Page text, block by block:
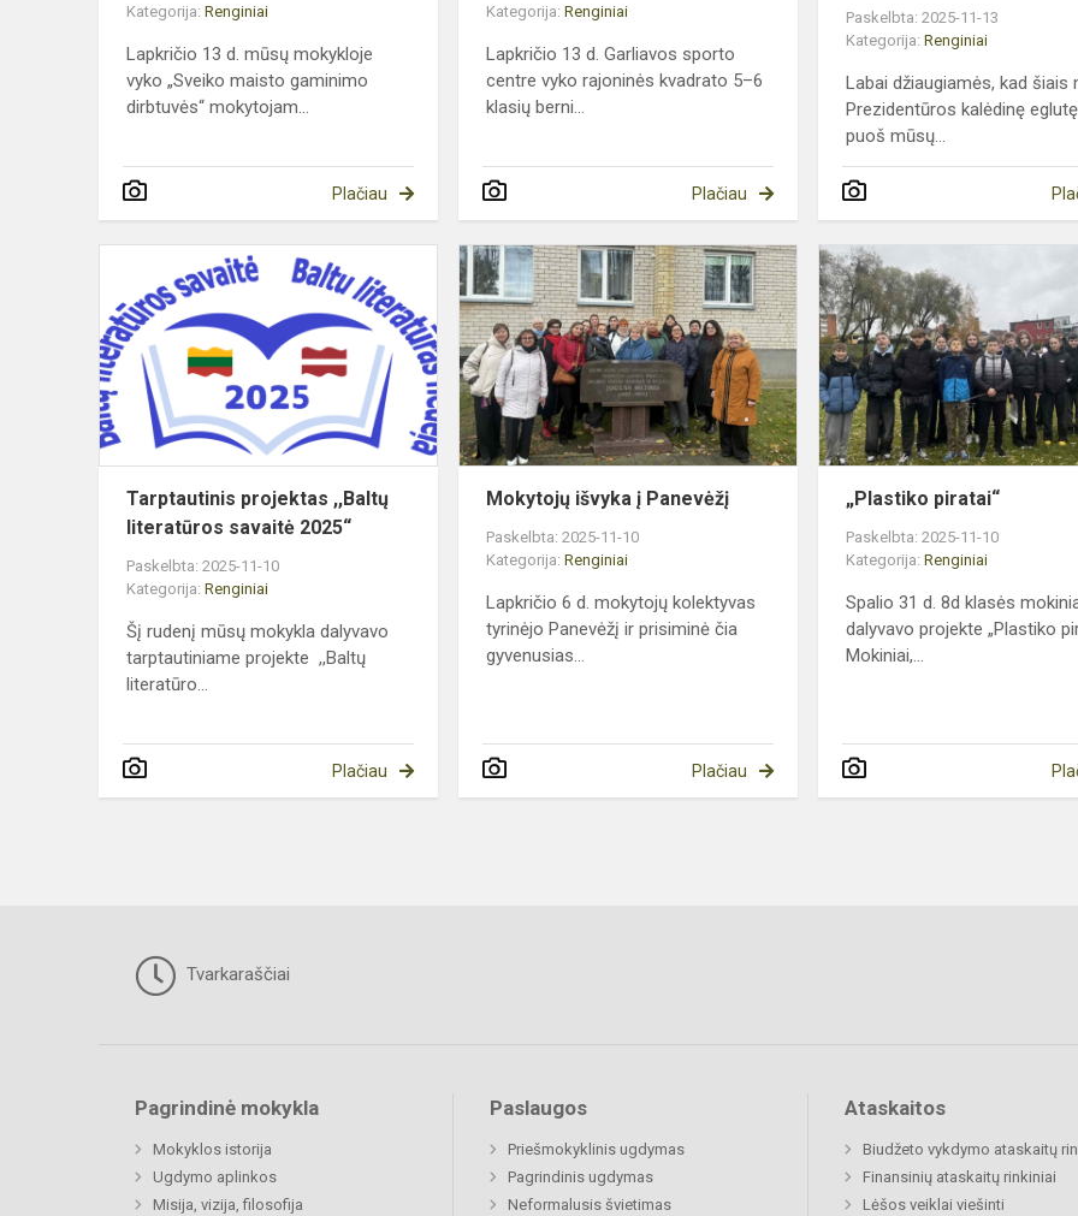
Kategorija: Renginiai
Lapkričio 13 d. mūsų mokykloje
vyko „Sveiko maisto gaminimo
dirbtuvės“ mokytojam...
Plačiau
Kategorija:Renginiai
Lapkričio 13 d. Garliavos sporto
centre vyko rajoninės kvadrato 5–6
klasių berni...
Plačiau
Paskelbta: 2025-11-13
Kategorija:Renginiai
Labai džiaugiamės, kad šiais
Prezidentūros kalėdinę
puoš mūsų...
Tarptautinis
projektas
,,Baltų
literatūros
savaitė
2025“
Tarptautinis projektas ,,Baltų
literatūros savaitė 2025“
Paskelbta: 2025-11-10
Kategorija: Renginiai
Šį rudenį mūsų mokykla dalyvavo
tarptautiniame projekte ,,Baltų
literatūro...
Plačiau
Mokytojų
išvyka
Panevėžį
Mokytojų išvyka į Panevėžį
Paskelbta: 2025-11-10
Kategorija:Renginiai
Lapkričio 6 d. mokytojų kolektyvas
tyrinėjo Panevėžį ir prisiminė čia
gyvenusias...
Plačiau
„Plastiko piratai“
Paskelbta: 2025-11-10
Kategorija:Renginiai
Spalio 31 d. 8d klasės
dalyvavo projekte „Plastiko
Mokiniai,...
Tvarkaraščiai
Pagrindinė mokykla
Mokyklos istorija
Ugdymo aplinkos
Misija, vizija, filosofija
Paslaugos
Priešmokyklinis ugdymas
Pagrindinis ugdymas
Neformalusis švietimas
Ataskaitos
Biudžeto vykdymo ataskaitų
Finansinių ataskaitų rinkiniai
Lėšos veiklai viešinti